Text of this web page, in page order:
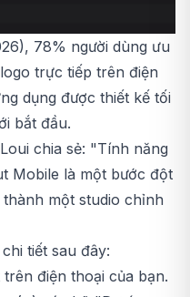
78% người dùng ưu
trực tiếp trên điện
dụng được thiết kế tối
bắt đầu.
chia sẻ: "Tính năng
Mobile là một bước đột
một studio chỉnh
tiết sau đây:
điện thoại của bạn.